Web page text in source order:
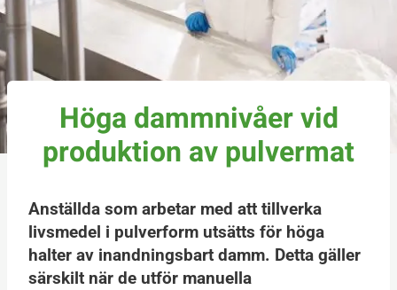
Höga dammnivåer vid
produktion av pulvermat
Anställda som arbetar med att tillverka
livsmedel i pulverform utsätts för höga
halter av inandningsbart damm. Detta gäller
särskilt när de utför manuella